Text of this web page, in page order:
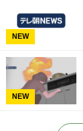
NEW
NEW